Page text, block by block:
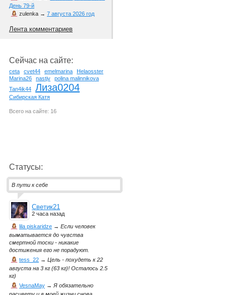
День 79-й
zulenka → 7 августа 2026 год
Лента комментариев
Сейчас на сайте:
ceta cvet44 emelmarina
Helaosster
Marina26
nastjv
polina malinnikova
Tan4ik44
Лиза0204
Сибирская Катя
Всего на сайте: 16
Статусы:
В пути к себе
Светик21
2 часа назад
lila piskaridze → Если человек
выматывается до чувства
смертной тоски - никакие
достижения его не порадуют.
tess_22 → Цель - похудеть к 22
августа на 3 кг (63 кг)! Осталось 2.5
кг)
VesnaMay →Я обязательно